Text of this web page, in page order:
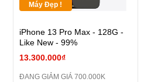
Máy Đẹp !
iPhone 13 Pro Max - 128G -
Like New - 99%
13.300.000₫
ĐANG GIẢM GIÁ 700.000K